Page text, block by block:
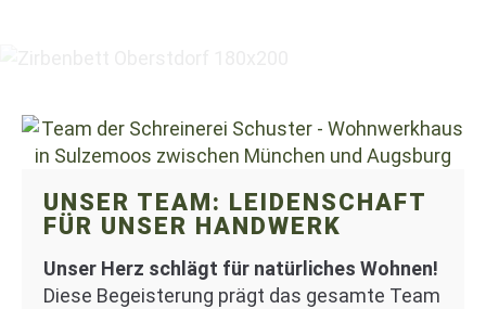
UNSER TEAM: LEIDENSCHAFT
FÜR UNSER HANDWERK
Unser Herz schlägt für natürliches Wohnen!
Diese Begeisterung prägt das gesamte Team